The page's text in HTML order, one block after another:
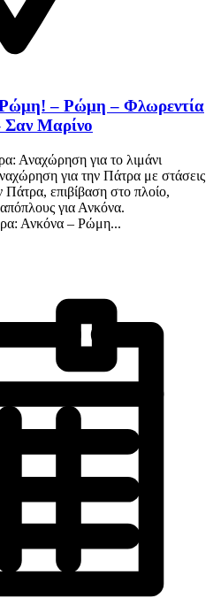
– Ρώμη – Φλωρεντία
Σαν Μαρίνο
Αναχώρηση για το λιμάνι
για την Πάτρα με στάσεις
επιβίβαση στο πλοίο,
για Ανκόνα.
Ανκόνα – Ρώμη...